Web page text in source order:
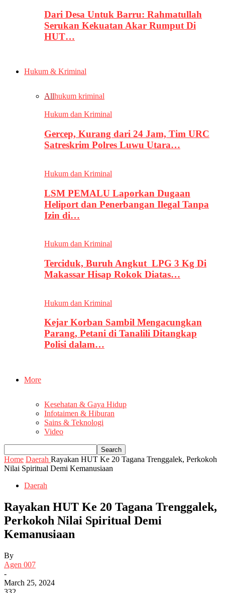
Dari Desa Untuk Barru: Rahmatullah
Serukan Kekuatan Akar Rumput Di
HUT…
Hukum & Kriminal
Allhukum kriminal
Hukum dan Kriminal
Gercep, Kurang dari 24 Jam, Tim URC
Satreskrim Polres Luwu Utara…
Hukum dan Kriminal
LSM PEMALU Laporkan Dugaan
Heliport dan Penerbangan Ilegal Tanpa
Izin di…
Hukum dan Kriminal
Terciduk, Buruh Angkut LPG 3 Kg Di
Makassar Hisap Rokok Diatas…
Hukum dan Kriminal
Kejar Korban Sambil Mengacungkan
Parang, Petani di Tanalili Ditangkap
Polisi dalam…
More
Kesehatan & Gaya Hidup
Infotaimen & Hiburan
Sains & Teknologi
Video
Home Daerah Rayakan HUT Ke 20 Tagana Trenggalek, Perkokoh
Nilai Spiritual Demi Kemanusiaan
Daerah
Rayakan HUT Ke 20 Tagana Trenggalek,
Perkokoh Nilai Spiritual Demi
Kemanusiaan
By
Agen 007
-
March 25, 2024